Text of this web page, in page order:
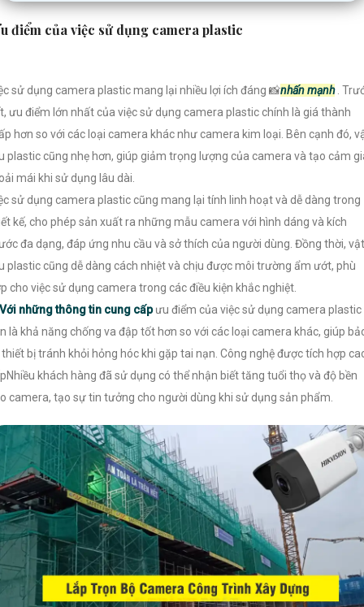
điểm của việc sử dụng camera plastic
sử dụng camera plastic mang lại nhiều lợi ích đáng 📸nhấn mạnh.
ưu điểm lớn nhất của việc sử dụng camera plastic chính là giá thành
hơn so với các loại camera khác như camera kim loại. Bên cạnh đó,
plastic cũng nhẹ hơn, giúp giảm trọng lượng của camera và tạo cảm
mái khi sử dụng lâu dài.
sử dụng camera plastic cũng mang lại tính linh hoạt và dễ dàng trong
kế, cho phép sản xuất ra những mẫu camera với hình dáng và kích
đa dạng, đáp ứng nhu cầu và sở thích của người dùng. Đồng thời, vật
plastic cũng dễ dàng cách nhiệt và chịu được môi trường ẩm ướt, phù
cho việc sử dụng camera trong các điều kiện khắc nghiệt.
Với những thông tin cung cấpưu điểm của việc sử dụng camera plastic
là khả năng chống va đập tốt hơn so với các loại camera khác, giúp
thiết bị tránh khỏi hỏng hóc khi gặp tai nạn. Công nghệ được tích hợp
khách hàng đã sử dụng có thể nhận biết tăng tuổi thọ và độ bền
camera, tạo sự tin tưởng cho người dùng khi sử dụng sản phẩm.